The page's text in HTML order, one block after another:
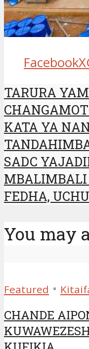
FacebookX
TARURA
KATA YA
SADC
MBALIMBALI
FEDHA,
You may
Featured •
CHANDE